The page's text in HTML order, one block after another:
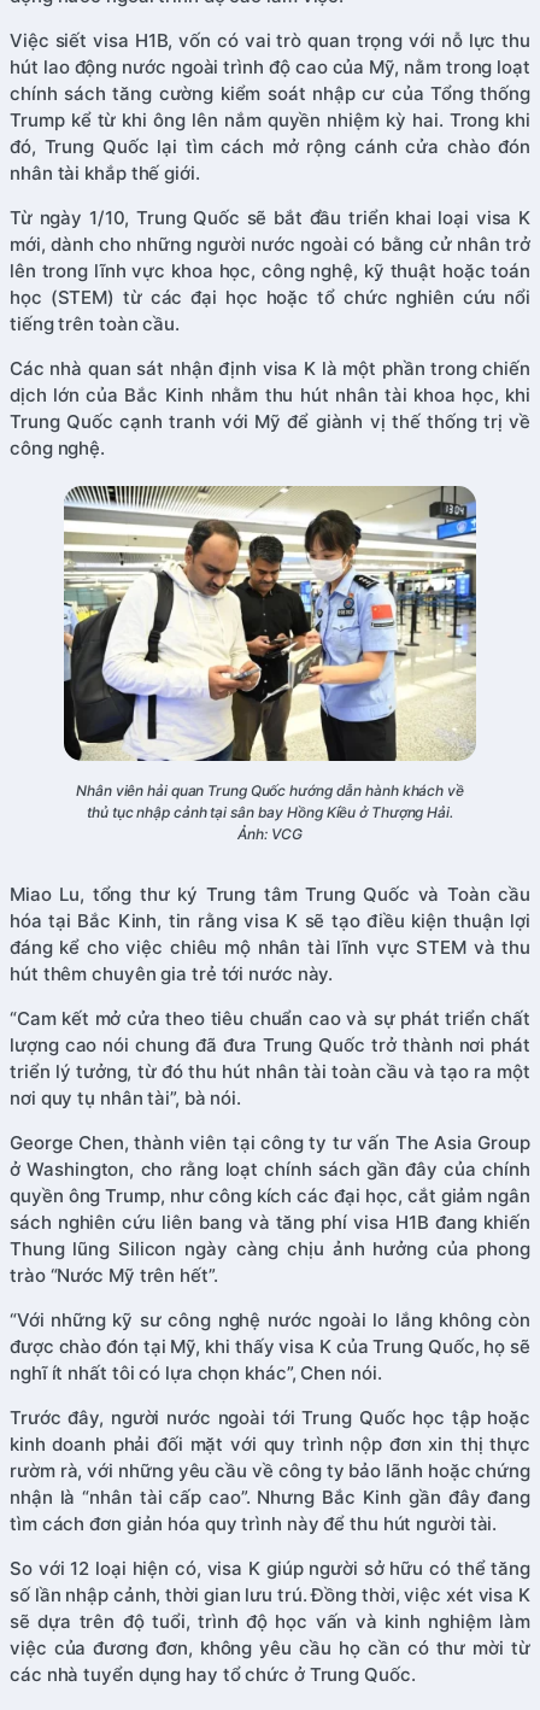
Việc siết visa H1B, vốn có vai trò quan trọng với nỗ lực thu
hút lao động nước ngoài trình độ cao của Mỹ, nằm trong loạt
chính sách tăng cường kiểm soát nhập cư của Tổng thống
Trump kể từ khi ông lên nắm quyền nhiệm kỳ hai. Trong khi
đó, Trung Quốc lại tìm cách mở rộng cánh cửa chào đón
nhân tài khắp thế giới.
Từ ngày 1/10, Trung Quốc sẽ bắt đầu triển khai loại visa K
mới, dành cho những người nước ngoài có bằng cử nhân trở
lên trong lĩnh vực khoa học, công nghệ, kỹ thuật hoặc toán
học (STEM) từ các đại học hoặc tổ chức nghiên cứu nổi
tiếng trên toàn cầu.
Các nhà quan sát nhận định visa K là một phần trong chiến
dịch lớn của Bắc Kinh nhằm thu hút nhân tài khoa học, khi
Trung Quốc cạnh tranh với Mỹ để giành vị thế thống trị về
công nghệ.
Nhân viên hải quan Trung Quốc hướng dẫn hành khách về
thủ tục nhập cảnh tại sân bay Hồng Kiều ở Thượng Hải.
Ảnh: VCG
Miao Lu, tổng thư ký Trung tâm Trung Quốc và Toàn cầu
hóa tại Bắc Kinh, tin rằng visa K sẽ tạo điều kiện thuận lợi
đáng kể cho việc chiêu mộ nhân tài lĩnh vực STEM và thu
hút thêm chuyên gia trẻ tới nước này.
“Cam kết mở cửa theo tiêu chuẩn cao và sự phát triển chất
lượng cao nói chung đã đưa Trung Quốc trở thành nơi phát
triển lý tưởng, từ đó thu hút nhân tài toàn cầu và tạo ra một
nơi quy tụ nhân tài”, bà nói.
George Chen, thành viên tại công ty tư vấn The Asia Group
ở Washington, cho rằng loạt chính sách gần đây của chính
quyền ông Trump, như công kích các đại học, cắt giảm ngân
sách nghiên cứu liên bang và tăng phí visa H1B đang khiến
Thung lũng Silicon ngày càng chịu ảnh hưởng của phong
trào “Nước Mỹ trên hết”.
“Với những kỹ sư công nghệ nước ngoài lo lắng không còn
được chào đón tại Mỹ, khi thấy visa K của Trung Quốc, họ sẽ
nghĩ ít nhất tôi có lựa chọn khác”, Chen nói.
Trước đây, người nước ngoài tới Trung Quốc học tập hoặc
kinh doanh phải đối mặt với quy trình nộp đơn xin thị thực
rườm rà, với những yêu cầu về công ty bảo lãnh hoặc chứng
nhận là “nhân tài cấp cao”. Nhưng Bắc Kinh gần đây đang
tìm cách đơn giản hóa quy trình này để thu hút người tài.
So với 12 loại hiện có, visa K giúp người sở hữu có thể tăng
số lần nhập cảnh, thời gian lưu trú. Đồng thời, việc xét visa K
sẽ dựa trên độ tuổi, trình độ học vấn và kinh nghiệm làm
việc của đương đơn, không yêu cầu họ cần có thư mời từ
các nhà tuyển dụng hay tổ chức ở Trung Quốc.